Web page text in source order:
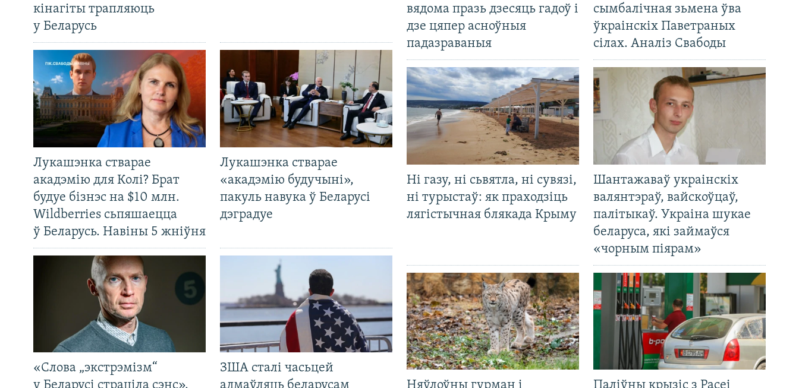
кінагіты трапляюць
у Беларусь
Лукашэнка стварае
акадэмію для Колі? Брат
будуе бізнэс на $10 млн.
Wildberries сьпяшаецца
ў Беларусь. Навіны 5 жніўня
Лукашэнка стварае
«акадэмію будучыні»,
пакуль навука ў Беларусі
дэградуе
«Слова „экстрэмізм“
у Беларусі страціла сэнс».
ЗША сталі часьцей
адмаўляць беларусам
вядома празь дзесяць гадоў і
дзе цяпер асноўныя
падазраваныя
сымбалічная зьмена ўва
ўкраінскіх Паветраных
сілах. Аналіз Свабоды
Ні газу, ні сьвятла, ні сувязі,
ні турыстаў: як праходзіць
лягістычная блякада Крыму
Шантажаваў украінскіх
валянтэраў, вайскоўцаў,
палітыкаў. Украіна шукае
беларуса, які займаўся
«чорным піярам»
Няўлоўны гурман і Паліўны крызіс з Расеі